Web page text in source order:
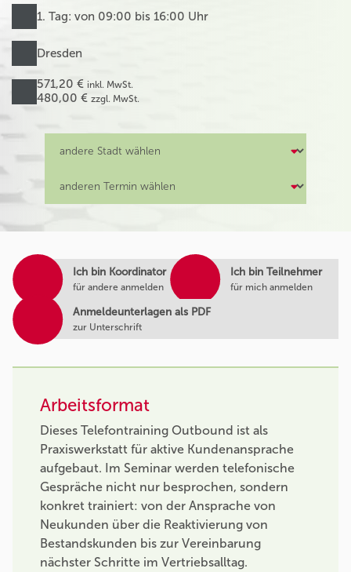
1. Tag: von 09:00 bis 16:00 Uhr
Dresden
571,20 € inkl. MwSt.
480,00 € zzgl. MwSt.
Arbeitsformat
Dieses Telefontraining Outbound ist als
Praxiswerkstatt für aktive Kundenansprache
aufgebaut. Im Seminar werden telefonische
Gespräche nicht nur besprochen, sondern
konkret trainiert: von der Ansprache von
Neukunden über die Reaktivierung von
Bestandskunden bis zur Vereinbarung
nächster Schritte im Vertriebsalltag.
Ich bin Koordinator
für andere anmelden
Ich bin Teilnehmer
für mich anmelden
Anmeldeunterlagen als PDF
zur Unterschrift